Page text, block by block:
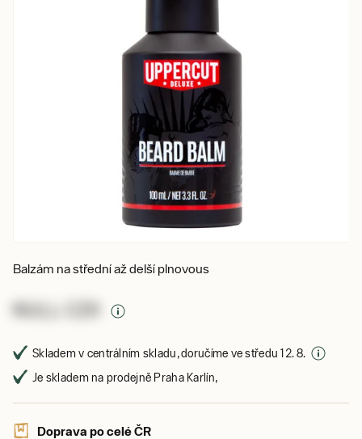
Balzám na střední až delší plnovous
NULL CZK
Skladem v centrálním skladu, doručíme ve středu 12. 8.
Je skladem na prodejně Praha Karlín,
Doprava po celé ČR